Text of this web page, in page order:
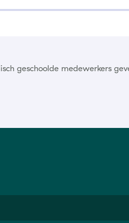
geschoolde medewerkers